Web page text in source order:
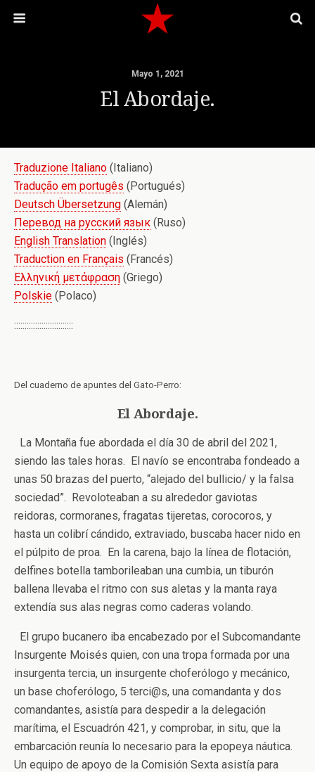
Mayo 1, 2021
El Abordaje.
Traduzione Italiano (Italiano)
Tradução em portugês (Portugués)
Deutsch Übersetzung (Alemán)
Перевод на русский язык (Ruso)
English Translation (Inglés)
Traduction en Français (Francés)
Ελληνική μετάφραση (Griego)
Polskie (Polaco)
::::::::::::::::::::::::::::
Del cuaderno de apuntes del Gato-Perro:
El Abordaje.
La Montaña fue abordada el día 30 de abril del 2021,
siendo las tales horas. El navío se encontraba fondeado a
unas 50 brazas del puerto, “alejado del bullicio/ y la falsa
sociedad”. Revoloteaban a su alrededor gaviotas
reidoras, cormoranes, fragatas tijeretas, corocoros, y
hasta un colibrí cándido, extraviado, buscaba hacer nido en
el púlpito de proa. En la carena, bajo la línea de flotación,
delfines botella tamborileaban una cumbia, un tiburón
ballena llevaba el ritmo con sus aletas y la manta raya
extendía sus alas negras como caderas volando.
El grupo bucanero iba encabezado por el Subcomandante
Insurgente Moisés quien, con una tropa formada por una
insurgenta tercia, un insurgente choferólogo y mecánico,
un base choferólogo, 5 terci@s, una comandanta y dos
comandantes, asistía para despedir a la delegación
marítima, el Escuadrón 421, y comprobar, in situ, que la
embarcación reunía lo necesario para la epopeya náutica.
Un equipo de apoyo de la Comisión Sexta asistía para